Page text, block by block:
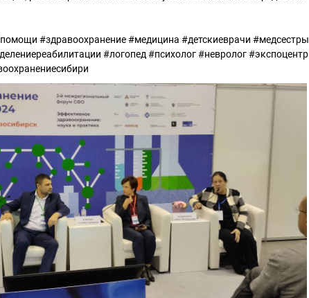
#здравоохранение #медицина #детскиеврачи #медсестры
#логопед #психолог #невролог #экспоцентр